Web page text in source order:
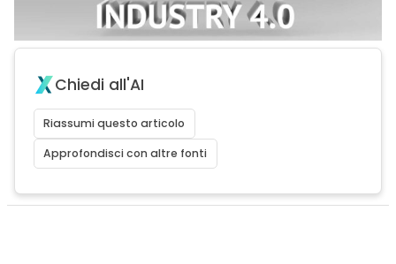
Chiedi all'AI
Riassumi questo articolo
Approfondisci con altre fonti